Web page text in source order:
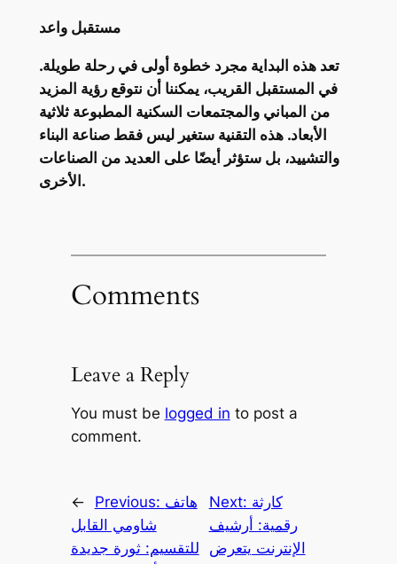
مستقبل واعد
تعد هذه البداية مجرد خطوة أولى في رحلة طويلة.
في المستقبل القريب، يمكننا أن نتوقع رؤية المزيد
من المباني والمجتمعات السكنية المطبوعة ثلاثية
الأبعاد. هذه التقنية ستغير ليس فقط صناعة البناء
والتشييد، بل ستؤثر أيضًا على العديد من الصناعات
الأخرى.
Comments
Leave a Reply
You must be logged in to post a
comment.
← Previous: هاتف
شاومي القابل
للتقسيم: ثورة جديدة
Next: كارثة
رقمية: أرشيف
الإنترنت يتعرض